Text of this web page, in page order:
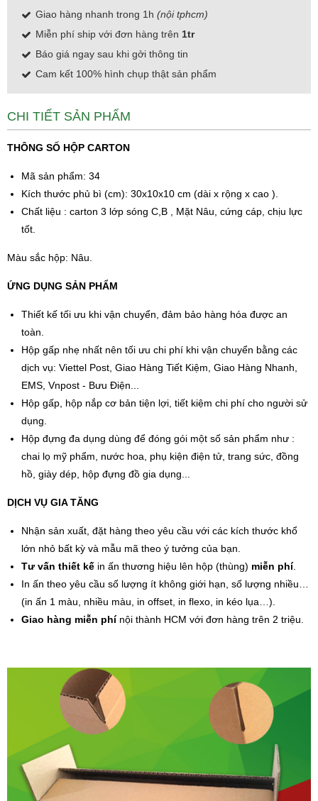
Giao hàng nhanh trong 1h (nội tphcm)
Miễn phí ship với đơn hàng trên 1tr
Báo giá ngay sau khi gởi thông tin
Cam kết 100% hình chụp thật sản phẩm
CHI TIẾT SẢN PHẨM
THÔNG SỐ HỘP CARTON
Mã sản phẩm: 34
Kích thước phủ bì (cm): 30x10x10 cm (dài x rộng x cao ).
Chất liệu : carton 3 lớp sóng C,B , Mặt Nâu, cứng cáp, chịu lực
tốt.
Màu sắc hộp: Nâu.
ỨNG DỤNG SẢN PHẨM
Thiết kế tối ưu khi vận chuyển, đảm bảo hàng hóa được an
toàn.
Hộp gấp nhẹ nhất nên tối ưu chi phí khi vận chuyển bằng các
dịch vụ: Viettel Post, Giao Hàng Tiết Kiệm, Giao Hàng Nhanh,
EMS, Vnpost - Bưu Điện...
Hộp gấp, hộp nắp cơ bản tiện lợi, tiết kiệm chi phí cho người sử
dụng.
Hộp đựng đa dụng dùng để đóng gói một số sản phẩm như :
chai lọ mỹ phẩm, nước hoa, phụ kiện điện tử, trang sức, đồng
hồ, giày dép, hộp đựng đồ gia dụng...
DỊCH VỤ GIA TĂNG
Nhận sản xuất, đặt hàng theo yêu cầu với các kích thước khổ
lớn nhỏ bất kỳ và mẫu mã theo ý tưởng của bạn.
Tư vấn thiết kế in ấn thương hiệu lên hộp (thùng) miễn phí.
In ấn theo yêu cầu số lượng ít không giới hạn, số lượng nhiều…
(in ấn 1 màu, nhiều màu, in offset, in flexo, in kéo lụa…).
Giao hàng miễn phínội thành HCM với đơn hàng trên 2 triệu.